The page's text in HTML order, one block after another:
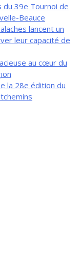
du 39e Tournoi de
Beauce
lancent un
leur capacité de
au cœur du
la 28e édition du